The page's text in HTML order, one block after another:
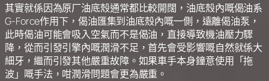
其實就係因為原厂油底殼通常都比較開闊，油底殼內嘅偈油系
G-Force作用下，偈油匯集到油底殼內嘅一側，遠離偈油泵，
此時偈油可能會吸入空氣而不是偈油，直接導致機油壓力驟
降，從而引發引擎內嘅潤滑不足，首先會受影響嘅自然就係大
細牙，繼而引發其他嚴重故障。如果車手本身鐘意使用「拖
波」嘅手法，咁潤滑問題會更為嚴重。